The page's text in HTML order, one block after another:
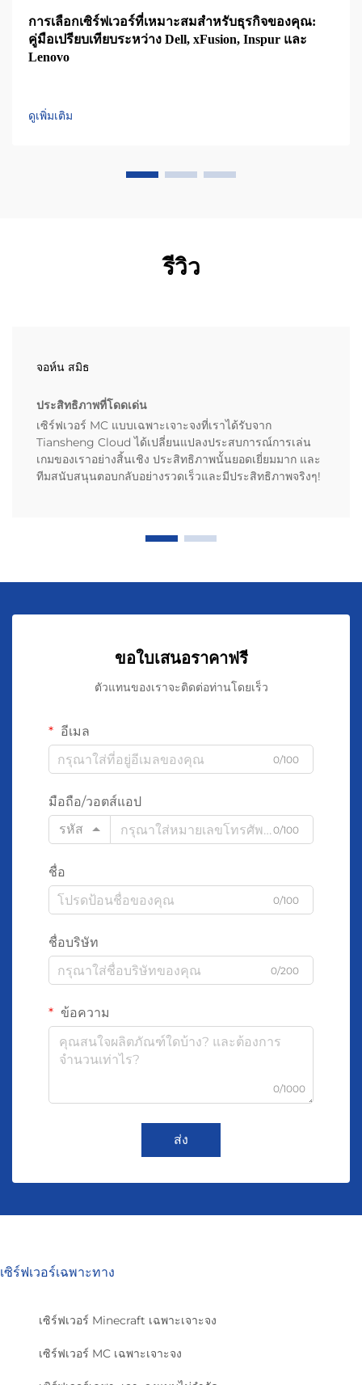
การเลือกเซิร์ฟเวอร์ที่เหมาะสมสำหรับธุรกิจของคุณ:
คู่มือเปรียบเทียบระหว่าง Dell, xFusion, Inspur และ
Lenovo
ดูเพิ่มเติม
รีวิว
จอห์น สมิธ
ประสิทธิภาพที่โดดเด่น
เซิร์ฟเวอร์ MC แบบเฉพาะเจาะจงที่เราได้รับจาก
Tiansheng Cloud ได้เปลี่ยนแปลงประสบการณ์การเล่น
เกมของเราอย่างสิ้นเชิง ประสิทธิภาพนั้นยอดเยี่ยมมาก และ
ทีมสนับสนุนตอบกลับอย่างรวดเร็วและมีประสิทธิภาพจริงๆ!
ขอใบเสนอราคาฟรี
ตัวแทนของเราจะติดต่อท่านโดยเร็ว
อีเมล
0/100
มือถือ/วอตส์แอป
รหัส
0/100
ชื่อ
0/100
ชื่อบริษัท
0/200
ข้อความ
0/1000
ส่ง
เซิร์ฟเวอร์เฉพาะทาง
เซิร์ฟเวอร์ Minecraft เฉพาะเจาะจง
เซิร์ฟเวอร์ MC เฉพาะเจาะจง